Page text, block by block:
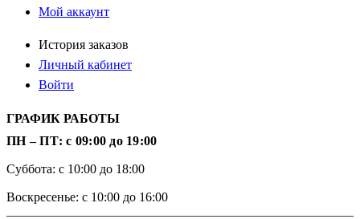
Мой аккаунт
История заказов
Личный кабинет
Войти
ГРАФИК РАБОТЫ
ПН – ПТ: с 09:00 до 19:00
Суббота: с 10:00 до 18:00
Воскресенье: с 10:00 до 16:00